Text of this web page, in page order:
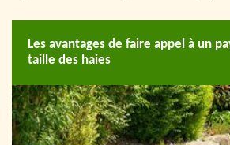
Les avantages de faire appel à un
taille des haies